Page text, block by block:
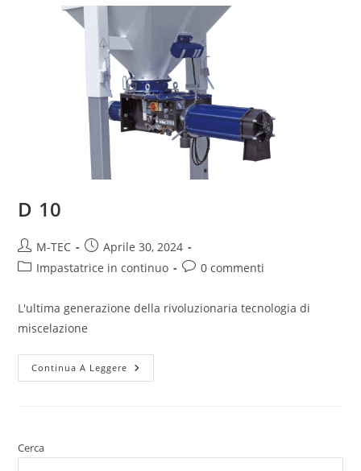
D 10
M-TEC
Aprile 30, 2024
Impastatrice in continuo
0 commenti
L'ultima generazione della rivoluzionaria tecnologia di
miscelazione
Continua A Leggere
Cerca